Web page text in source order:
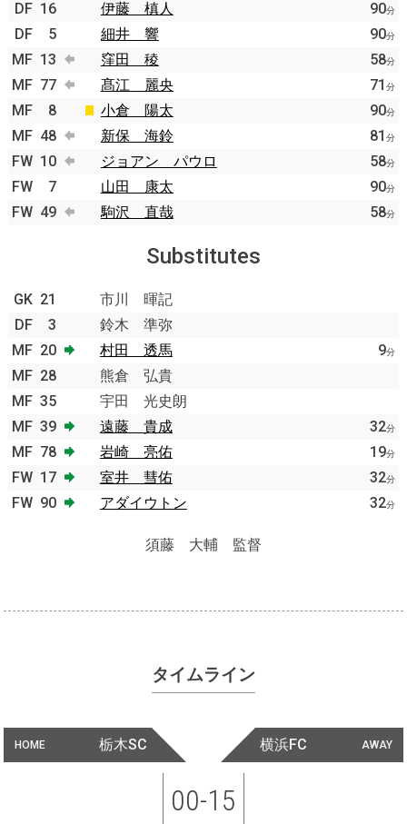
DF 16 伊藤 槙人 90分
DF 5 細井 響 90分
MF 13 窪田 稜 58分
MF 77 髙江 麗央 71 分
MF 8 小倉 陽太 90分
MF 48 新保 海鈴 81 分
FW 10 ジョアン パウロ 58分
FW 7 山田 康太 90分
FW 49 駒沢 直哉 58分
Substitutes
GK 21
市川 暉記
DF
3
鈴木 準弥
MF 20 村田 透馬 9分
MF 28
熊倉 弘貴
MF 35
宇田 光史朗
MF 39 遠藤 貴成 32分
MF 78 岩崎 亮佑 19分
FW 17 室井 彗佑 32分
FW 90 アダイウトン 32分
須藤 大輔 監督
タイムライン
HOME 栃木SC AWAY
横浜FC
00-15